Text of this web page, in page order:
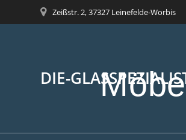
to
Zeißstr. 2, 37327 Leinefelde-Worbis
DIE-